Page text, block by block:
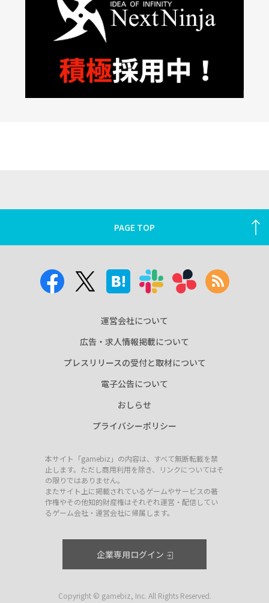
PAGE TOP
運営会社について
広告・求人情報掲載について
プレスリリースの受付と取材について
電子公告について
おしらせ
プライバシーポリシー
本サイト「gamebiz」の内容は、すべて無断転載を禁
止します。ただし商用利用を除き、リンクについてはそ
の限りではありません。
またサイト上に掲載されているゲームやサービスの著
作権やその他知的財産権はそれぞれ運営・配信してい
るゲーム会社・運営会社に帰属します。
企業専用ログイン
Copyright © gamebiz, Inc. All Rights Reserved.